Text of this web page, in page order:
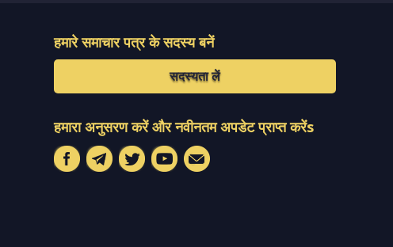
हमारे समाचार पत्र के सदस्य बनें
सदस्यता लें
हमारा अनुसरण करें और नवीनतम अपडेट प्राप्त करेंs